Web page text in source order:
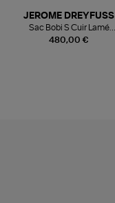
480,00 €
JEROME DREYFUSS
Sac Bobi S Cuir Lamé
Champagne